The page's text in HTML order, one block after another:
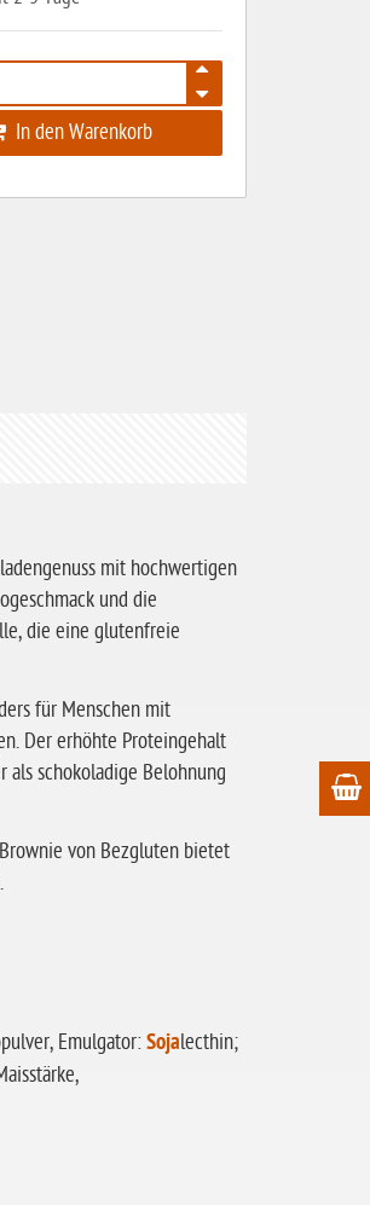
In den Warenkorb
mit hochwertigen
und die
die eine glutenfreie
für Menschen mit
Der erhöhte Proteingehalt
als schokoladige Belohnung
von Bezgluten bietet
Emulgator:Sojalecthin;